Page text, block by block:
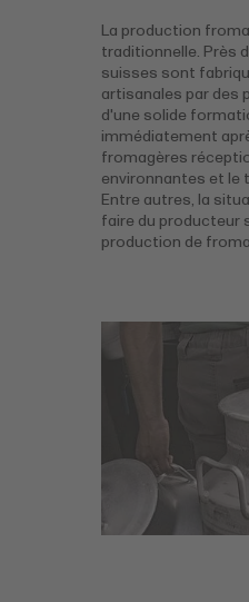
La production
traditionnelle. Près
suisses sont
artisanales par des
d'une solide
immédiatement
fromagères
environnantes et le
Entre autres, la
faire du producteur
production de